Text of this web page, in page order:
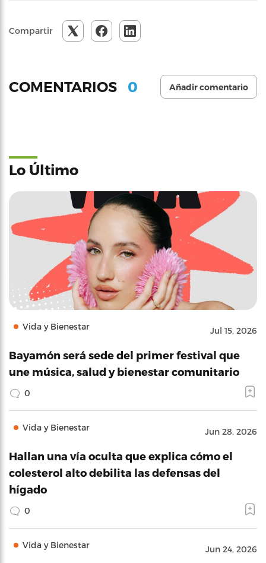
Compartir
COMENTARIOS 0 Añadir comentario
Lo Último
Vida y Bienestar Jul 15, 2026
Bayamón será sede del primer festival que
une música, salud y bienestar comunitario
0
Vida y Bienestar Jun 28, 2026
Hallan una vía oculta que explica cómo el
colesterol alto debilita las defensas del
hígado
0
Vida y Bienestar Jun 24, 2026